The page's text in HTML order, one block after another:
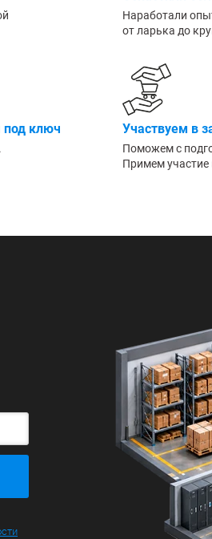
Наработали
от ларька до
ключ Участвуем в
Поможем с
Примем участие